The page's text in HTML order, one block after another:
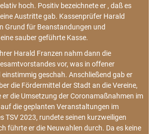
hoch. Positiv bezeichnete er , daß es
Austritte gab. Kassenprüfer Harald
Grund für Beanstandungen und
sauber geführte Kasse.
Harald Franzen nahm dann die
vor, was in offener
geschah. Anschließend gab er
die Fördermittel der Stadt an die Vereine,
er die Umsetzung der Coronamaßnahmen im
auf die geplanten Veranstaltungen im
TSV 2023, rundete seinen kurzweiligen
führte er die Neuwahlen durch. Da es keine